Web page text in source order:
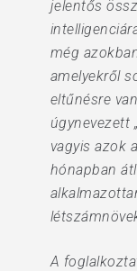
jelentős
még
amelyekről
eltűnésre
úgynevezett
vagyis azok
hónapban
A